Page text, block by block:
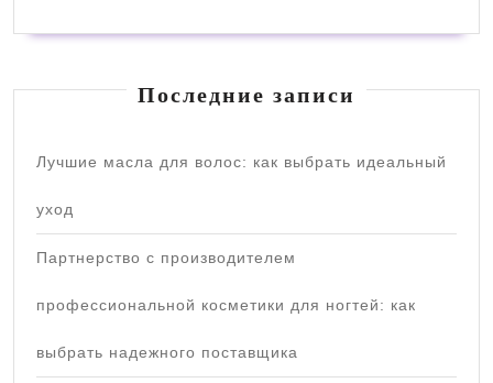
Последние записи
Лучшие масла для волос: как выбрать идеальный
уход
Партнерство с производителем
профессиональной косметики для ногтей: как
выбрать надежного поставщика